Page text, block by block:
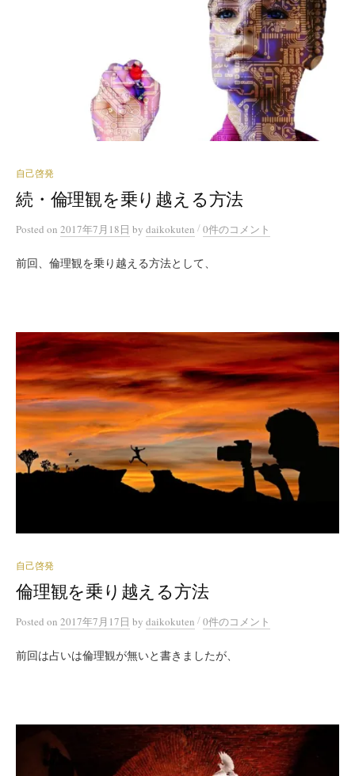
自己啓発
続・倫理観を乗り越える方法
Posted on 2017年7月18日 by daikokuten /0件のコメント
前回、倫理観を乗り越える方法として、
自己啓発
倫理観を乗り越える方法
Posted on 2017年7月17日 by daikokuten /0件のコメント
前回は占いは倫理観が無いと書きましたが、